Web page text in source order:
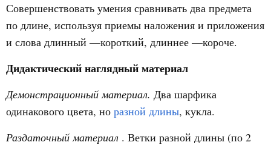
Совершенствовать умения сравнивать два предмета
по длине, используя приемы наложения и приложения
и слова длинный —короткий, длиннее —короче.
Дидактический наглядный материал
Демонстрационный материал. Два шарфика
одинакового цвета, но разной длины, кукла.
Раздаточный материал . Ветки разной длины (по 2